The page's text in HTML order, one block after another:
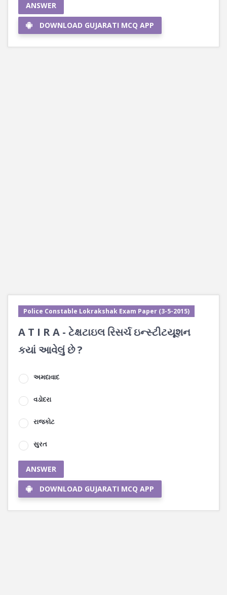
ANSWER
DOWNLOAD GUJARATI MCQ APP
Police Constable Lokrakshak Exam Paper (3-5-2015)
A T I R A - ટેક્ષટાઇલ રિસર્ચ ઇન્સ્ટીટયૂશન
કયાં આવેલું છે ?
અમદાવાદ
વડોદરા
રાજકોટ
સુરત
ANSWER
DOWNLOAD GUJARATI MCQ APP